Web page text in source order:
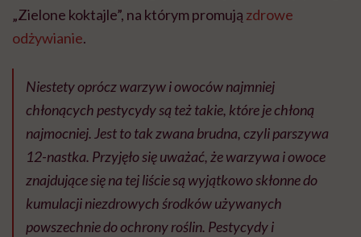
„Zielone koktajle”, na którym promują zdrowe
odżywianie.
Niestety oprócz warzyw i owoców najmniej
chłonących pestycydy są też takie, które je chłoną
najmocniej. Jest to tak zwana brudna, czyli parszywa
12-nastka. Przyjęło się uważać, że warzywa i owoce
znajdujące się na tej liście są wyjątkowo skłonne do
kumulacji niezdrowych środków używanych
powszechnie do ochrony roślin. Pestycydy i